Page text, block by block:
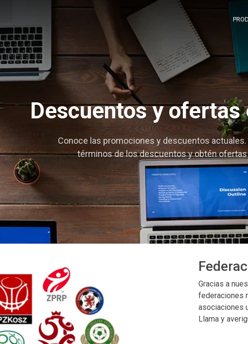
Descuentos y ofertas
Conoce las promociones y descuentos
términos de los descuentos y obtén
Gracias a
federaciones
asociaciones
Llama y